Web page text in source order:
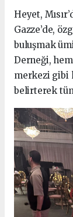
Heyet,
Gazze’de,
buluşmak
Derneği,
merkezi gibi
belirterek